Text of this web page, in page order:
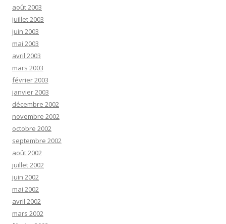
août 2003
juillet 2003
juin 2003
mai 2003
avril 2003
mars 2003
février 2003
janvier 2003
décembre 2002
novembre 2002
octobre 2002
septembre 2002
août 2002
juillet 2002
juin 2002
mai 2002
avril 2002
mars 2002